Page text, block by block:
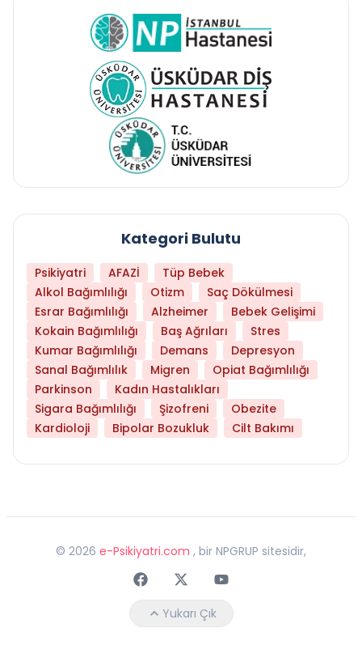
Kategori Bulutu
Psikiyatri AFAZİ
Tüp Bebek
Alkol Bağımlılığı
Otizm
Saç Dökülmesi
Esrar Bağımlılığı
Alzheimer
Bebek Gelişimi
Kokain Bağımlılığı
Baş Ağrıları
Stres
Kumar Bağımlılığı
Demans
Depresyon
Sanal Bağımlılık
Migren
Opiat Bağımlılığı
Parkinson
Kadın Hastalıkları
Sigara Bağımlılığı
Şizofreni
Obezite
Kardioloji
Bipolar Bozukluk Cilt Bakımı
© 2026 e-Psikiyatri.com , bir NPGRUP sitesidir,
FaceebokTwitterYoutube
Yukarı Çık